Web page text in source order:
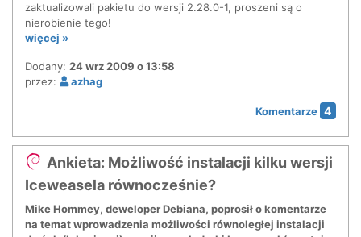
zaktualizowali pakietu do wersji 2.28.0-1, proszeni są o
nierobienie tego!
więcej »
Dodany: 24 wrz 2009 o 13:58
przez:
azhag
Komentarze 4
Ankieta: Możliwość instalacji kilku wersji
Iceweasela równocześnie?
Mike Hommey, deweloper Debiana, poprosił o komentarze
na temat wprowadzenia możliwości równoległej instalacji